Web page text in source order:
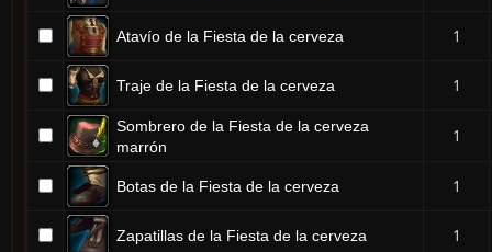
Atavío de la Fiesta de la cerveza 1
Traje de la Fiesta de la cerveza 1
Sombrero de la Fiesta de la cerveza
marrón
1
Botas de la Fiesta de la cerveza 1
Zapatillas de la Fiesta de la cerveza 1